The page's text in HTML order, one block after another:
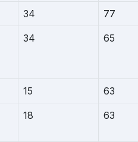
34 77
34 65
15 63
18 63